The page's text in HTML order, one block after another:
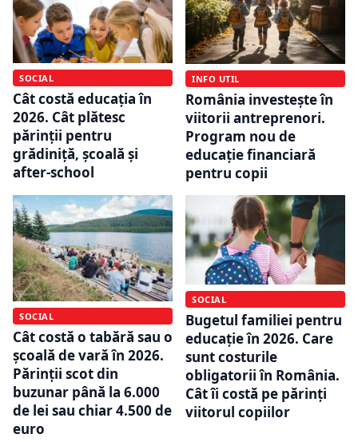
SOCIAL
Cât costă educația în
2026. Cât plătesc
părinții pentru
grădiniță, școală și
after-school
INFO UTIL
România investește în
viitorii antreprenori.
Program nou de
educație financiară
pentru copii
SOCIAL
Cât costă o tabără sau o
școală de vară în 2026.
Părinții scot din
buzunar până la 6.000
de lei sau chiar 4.500 de
euro
SOCIAL
Bugetul familiei pentru
educație în 2026. Care
sunt costurile
obligatorii în România.
Cât îi costă pe părinți
viitorul copiilor